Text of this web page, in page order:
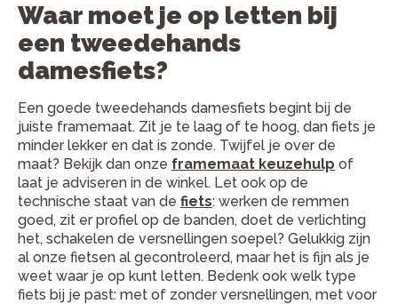
Waar moet je op letten bij
een tweedehands
damesfiets?
Een goede tweedehands damesfiets begint bij de
juiste framemaat. Zit je te laag of te hoog, dan fiets je
minder lekker en dat is zonde. Twijfel je over de
maat? Bekijk dan onze framemaat keuzehulp of
laat je adviseren in de winkel. Let ook op de
technische staat van de fiets: werken de remmen
goed, zit er profiel op de banden, doet de verlichting
het, schakelen de versnellingen soepel? Gelukkig zijn
al onze fietsen al gecontroleerd, maar het is fijn als je
weet waar je op kunt letten. Bedenk ook welk type
fiets bij je past: met of zonder versnellingen, met voor